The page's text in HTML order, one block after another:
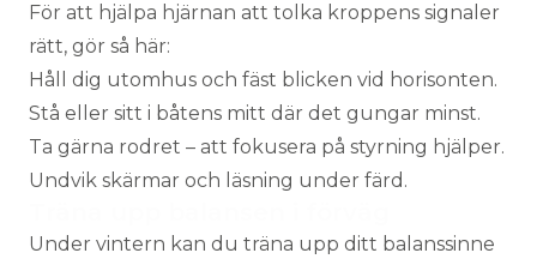
För att hjälpa hjärnan att tolka kroppens signaler
rätt, gör så här:
Håll dig utomhus och fäst blicken vid horisonten.
Stå eller sitt i båtens mitt där det gungar minst.
Ta gärna rodret – att fokusera på styrning hjälper.
Undvik skärmar och läsning under färd.
Under vintern kan du träna upp ditt balanssinne